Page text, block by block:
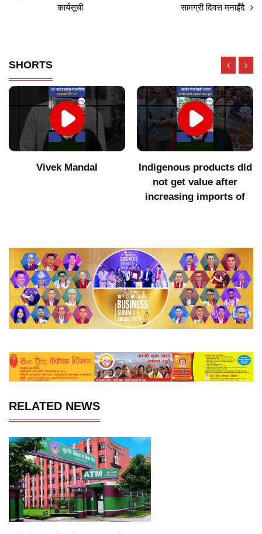
कार्यसूची
सामग्री दिवस मनाइँदै
SHORTS
Vivek Mandal
Indigenous products did
not get value after
increasing imports of
RELATED NEWS